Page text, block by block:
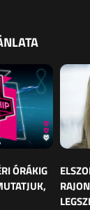
ÓRÁKIG